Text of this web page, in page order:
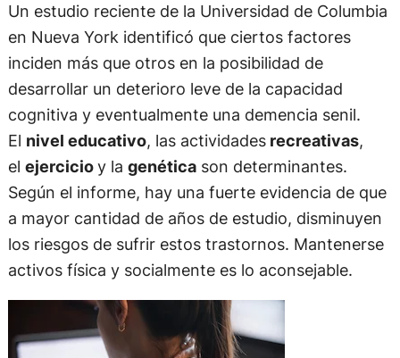
Un estudio reciente de la Universidad de Columbia
en Nueva York identificó que ciertos factores
inciden más que otros en la posibilidad de
desarrollar un deterioro leve de la capacidad
cognitiva y eventualmente una demencia senil.
El nivel educativo, las actividadesrecreativas,
el ejercicioy la genéticason determinantes.
Según el informe, hay una fuerte evidencia de que
a mayor cantidad de años de estudio, disminuyen
los riesgos de sufrir estos trastornos. Mantenerse
activos física y socialmente es lo aconsejable.